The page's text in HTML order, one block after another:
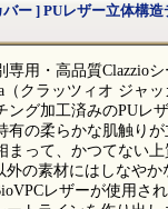
ー ] PUレザー立体構
専用・高品質Clazzio
（クラッツィオ ジャ
ング加工済みのPUレ
有の柔らかな肌触り
まって、かつてない
外の素材にはしなや
レザーが使用さ